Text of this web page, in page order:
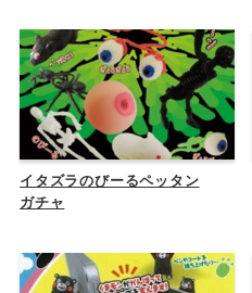
イタズラのびーるペッタン
ガチャ